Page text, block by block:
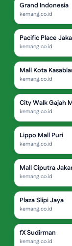
Grand Indonesia
kemang.co.id
Pacific Place
kemang.co.id
Mall Kota
kemang.co.id
City Walk Gajah
kemang.co.id
Lippo Mall Puri
kemang.co.id
Mall Ciputra
kemang.co.id
Plaza Slipi Jaya
kemang.co.id
fX Sudirman
kemang.co.id